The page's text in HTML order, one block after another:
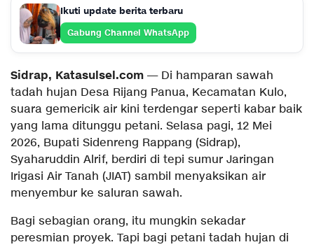
Ikuti update berita terbaru
Gabung Channel WhatsApp
Sidrap, Katasulsel.com — Di hamparan sawah
tadah hujan Desa Rijang Panua, Kecamatan Kulo,
suara gemericik air kini terdengar seperti kabar baik
yang lama ditunggu petani. Selasa pagi, 12 Mei
2026, Bupati Sidenreng Rappang (Sidrap),
Syaharuddin Alrif, berdiri di tepi sumur Jaringan
Irigasi Air Tanah (JIAT) sambil menyaksikan air
menyembur ke saluran sawah.
Bagi sebagian orang, itu mungkin sekadar
peresmian proyek. Tapi bagi petani tadah hujan di